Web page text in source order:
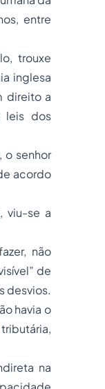
entre
trouxe
inglesa
direito a
leis dos
o senhor
acordo
viu-se a
não
de
desvios.
havia o
na